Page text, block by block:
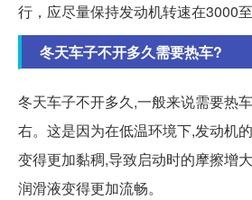
行，应尽量保持发动机转速在3000至
冬天车子不开多久需要热车?
冬天车子不开多久,一般来说需要热
右。这是因为在低温环境下,发动机
变得更加黏稠,导致启动时的摩擦增
润滑液变得更加流畅。